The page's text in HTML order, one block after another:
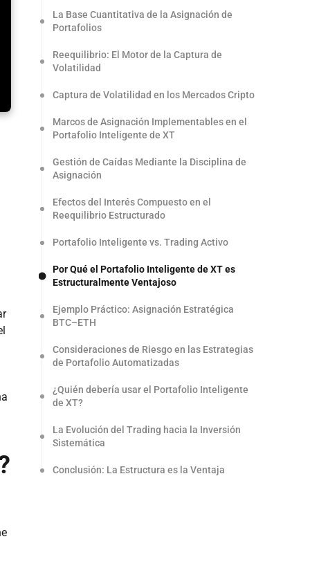
La Base Cuantitativa de la Asignación de
Portafolios
Reequilibrio: El Motor de la Captura de
Volatilidad
Captura de Volatilidad en los Mercados Cripto
Marcos de Asignación Implementables en el
Portafolio Inteligente de XT
Gestión de Caídas Mediante la Disciplina de
Asignación
Efectos del Interés Compuesto en el
Reequilibrio Estructurado
Portafolio Inteligente vs. Trading Activo
Por Qué el Portafolio Inteligente de XT es
Estructuralmente Ventajoso
Ejemplo Práctico: Asignación Estratégica
BTC–ETH
Consideraciones de Riesgo en las Estrategias
de Portafolio Automatizadas
¿Quién debería usar el Portafolio Inteligente
de XT?
La Evolución del Trading hacia la Inversión
Sistemática
Conclusión: La Estructura es la Ventaja